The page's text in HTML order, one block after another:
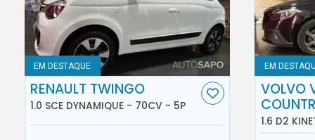
EM DESTAQUE
RENAULT TWINGO
1.0 SCE DYNAMIQUE - 70CV - 5P
EM
VOLVO
1.6 D2